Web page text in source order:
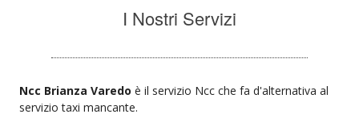
I Nostri Servizi
Ncc Brianza Varedo è il servizio Ncc che fa d'alternativa al
servizio taxi mancante.